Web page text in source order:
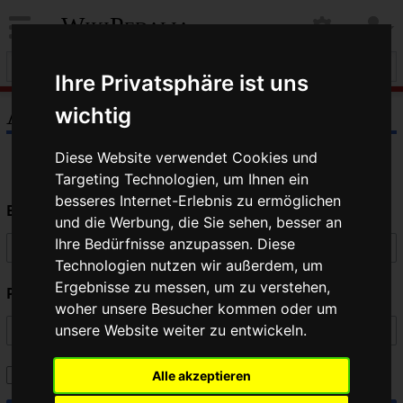
Ihre Privatsphäre ist uns
wichtig
Diese Website verwendet Cookies und
Targeting Technologien, um Ihnen ein
besseres Internet-Erlebnis zu ermöglichen
und die Werbung, die Sie sehen, besser an
Ihre Bedürfnisse anzupassen. Diese
Technologien nutzen wir außerdem, um
Ergebnisse zu messen, um zu verstehen,
woher unsere Besucher kommen oder um
unsere Website weiter zu entwickeln.
Alle akzeptieren
WikiPedalia
Anmelden
Benutzername
Passwort
Angemeldet bleiben